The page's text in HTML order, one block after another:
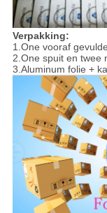
Verpakking:
1.One vooraf
2.One spuit en twee
3.Aluminum folie +